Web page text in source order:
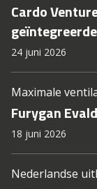
Cardo
24 juni 2026
Maximale
Furygan
18 juni 2026
Nederlandse